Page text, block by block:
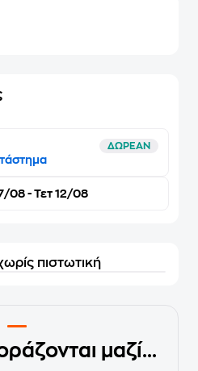
ΔΩΡΕΑΝ
08 - Τετ 12/08
πιστωτική
μαζί...